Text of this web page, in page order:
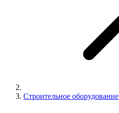
Строительное оборудование